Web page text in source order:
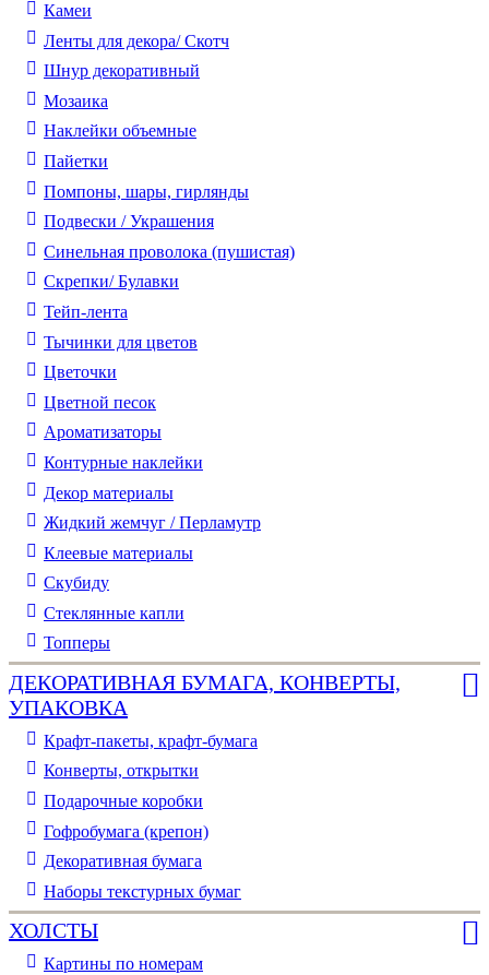
Камеи
Ленты для декора/ Скотч
Шнур декоративный
Мозаика
Наклейки объемные
Пайетки
Помпоны, шары, гирлянды
Подвески / Украшения
Синельная проволока (пушистая)
Скрепки/ Булавки
Тейп-лента
Тычинки для цветов
Цветочки
Цветной песок
Ароматизаторы
Контурные наклейки
Декор материалы
Жидкий жемчуг / Перламутр
Клеевые материалы
Скубиду
Стеклянные капли
Топперы
ДЕКОРАТИВНАЯ БУМАГА, КОНВЕРТЫ,
УПАКОВКА
Крафт-пакеты, крафт-бумага
Конверты, открытки
Подарочные коробки
Гофробумага (крепон)
Декоративная бумага
Наборы текстурных бумаг
ХОЛСТЫ
Картины по номерам